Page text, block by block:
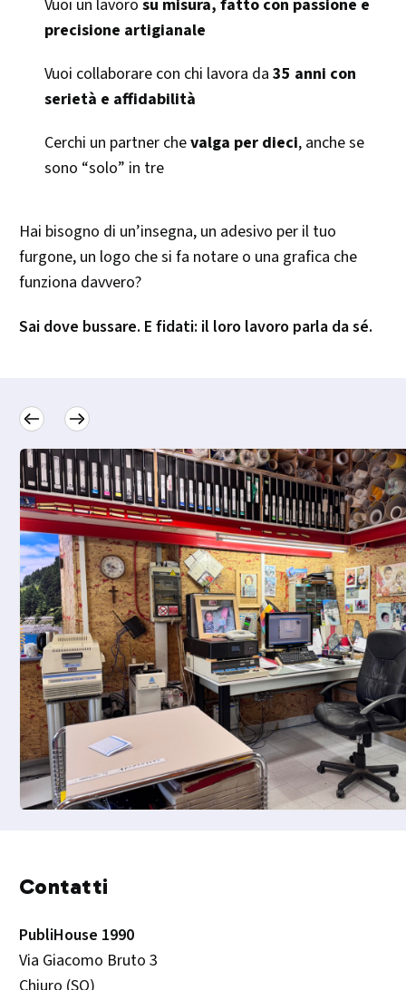
Vuoi un lavoro su misura, fatto con passione e
precisione artigianale
Vuoi collaborare con chi lavora da 35 anni con
serietà e affidabilità
Cerchi un partner chevalga per dieci, anche se
sono “solo” in tre
Hai bisogno di un’insegna, un adesivo per il tuo
furgone, un logo che si fa notare o una grafica che
funziona davvero?
Sai dove bussare. E fidati: il loro lavoro parla da sé.
Contatti
PubliHouse 1990
Via Giacomo Bruto 3